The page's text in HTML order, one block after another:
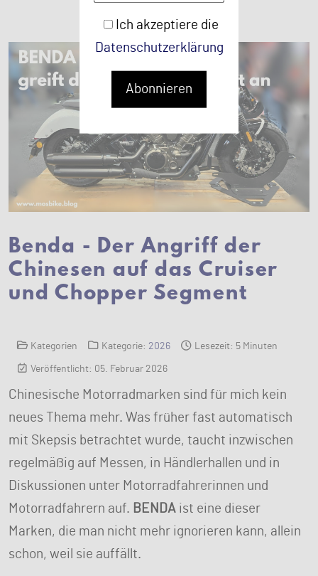
Ich akzeptiere die
Datenschutzerklärung
Abonnieren
Benda - Der Angriff der
Chinesen auf das Cruiser
und Chopper Segment
Kategorien Kategorie: 2026 Lesezeit: 5 Minuten
Veröffentlicht: 05. Februar 2026
Chinesische Motorradmarken sind für mich kein
neues Thema mehr. Was früher fast automatisch
mit Skepsis betrachtet wurde, taucht inzwischen
regelmäßig auf Messen, in Händlerhallen und in
Diskussionen unter Motorradfahrerinnen und
Motorradfahrern auf. BENDA ist eine dieser
Marken, die man nicht mehr ignorieren kann, allein
schon, weil sie auffällt.